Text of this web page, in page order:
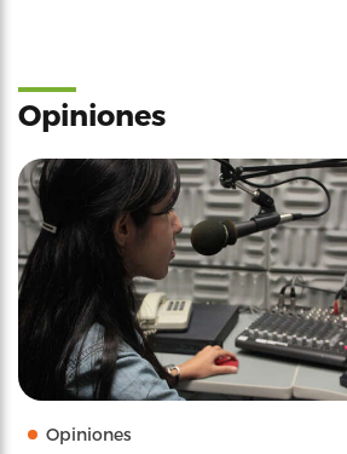
Opiniones
Opiniones